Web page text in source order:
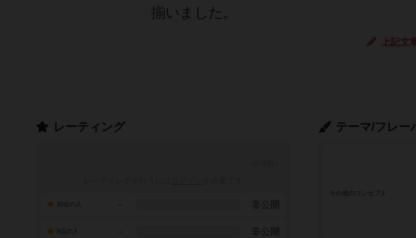
揃いました。
上記
テーマ/フレー
その他のコンセプト
レーティング
- 非公開
- 非公開